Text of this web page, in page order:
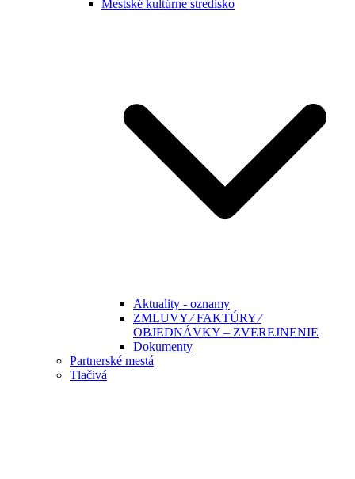
Mestské kultúrne stredisko
Aktuality - oznamy
ZMLUVY ⁄ FAKTÚRY ⁄
OBJEDNÁVKY – ZVEREJNENIE
Dokumenty
Partnerské mestá
Tlačivá